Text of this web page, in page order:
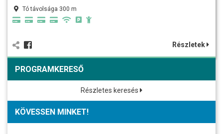
Tó távolsága 300 m
Részletek
PROGRAMKERESŐ
Részletes keresés
KÖVESSEN MINKET!